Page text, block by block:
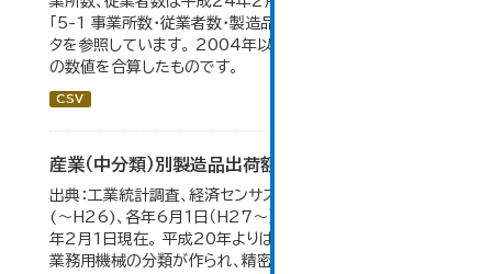
「5-1 事業所数・従業者数・製造品出荷額等の推移」のデー
タを参照しています。 2004年以前の数値は合併前市町村
の数値を合算したものです。
CSV
産業（中分類）別製造品出荷額等の推移
出典：工業統計調査、経済センサス。 各年12月31日現在
(～H26)、各年6月1日（H27～）・平成23年のみ平成24
年2月1日現在。 平成20年よりはん用機械、生産用機械、
業務用機械の分類が作られ、精密機械、一般用機械の分類